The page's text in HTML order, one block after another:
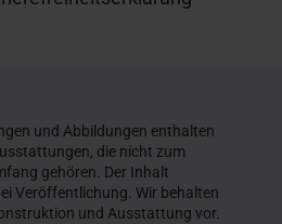
und Abbildungen enthalten
die nicht zum
gehören. Der Inhalt
Veröffentlichung. Wir behalten
und Ausstattung vor.